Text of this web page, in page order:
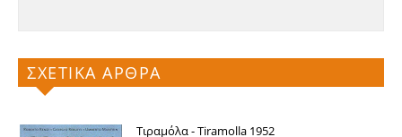
ΣΧΕΤΙΚΑ ΑΡΘΡΑ
Τιραμόλα - Tiramolla 1952